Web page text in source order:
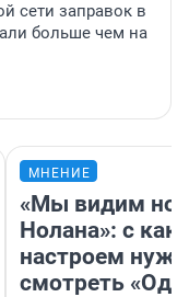
сети заправок в
больше чем на
МНЕНИЕ
«Мы видим
Нолана»: с
настроем
смотреть